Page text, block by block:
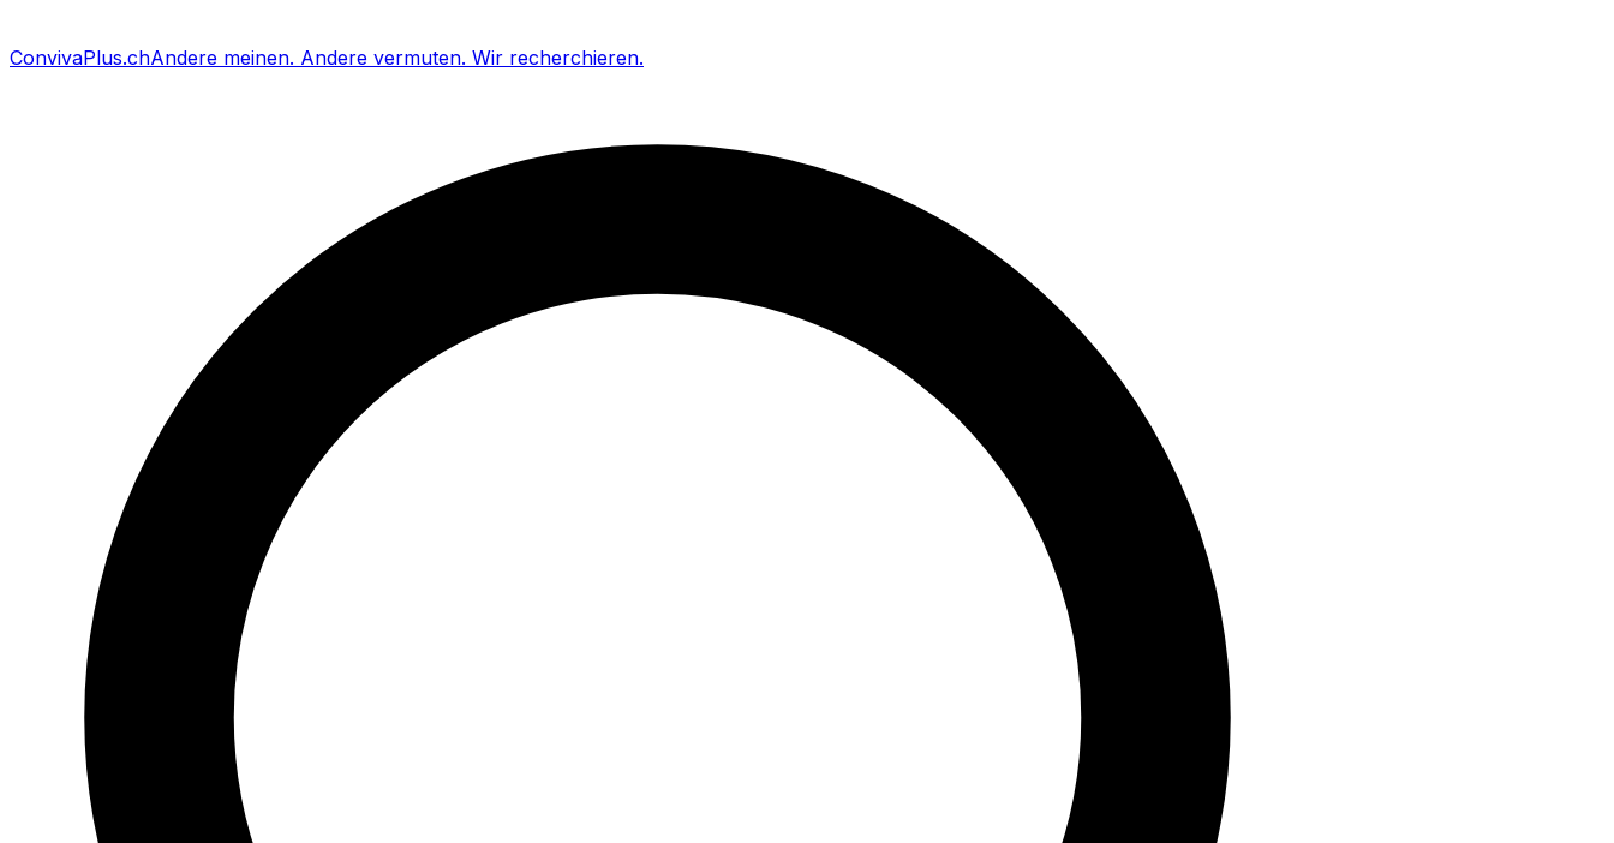
ConvivaPlus.chAndere meinen. Andere vermuten. Wir recherchieren.